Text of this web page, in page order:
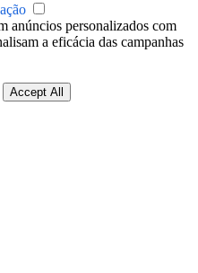
anúncios personalizados com
a eficácia das campanhas
Accept All